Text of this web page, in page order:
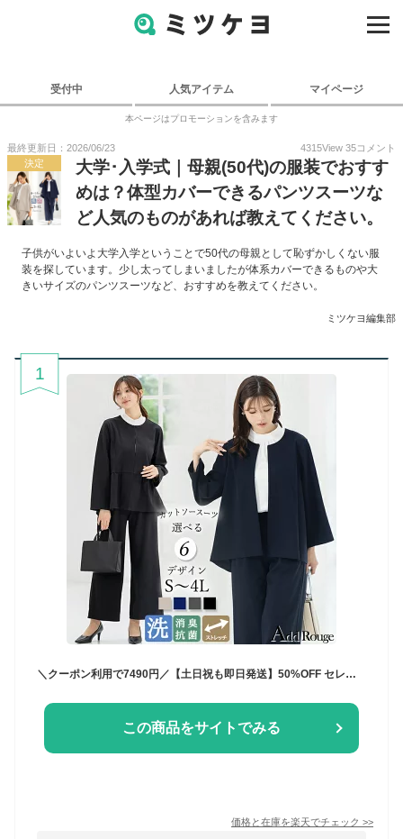
受付中 人気アイテム マイページ
本ページはプロモーションを含みます
最終更新日：2026/06/23 4315View 35コメント
決定
大学･入学式｜母親(50代)の服装でおすす
めは？体型カバーできるパンツスーツな
ど人気のものがあれば教えてください。
子供がいよいよ大学入学ということで50代の母親として恥ずかしくない服
装を探しています。少し太ってしまいましたが体系カバーできるものや大
きいサイズのパンツスーツなど、おすすめを教えてください。
ミツケヨ編集部
1
＼クーポン利用で7490円／【土日祝も即日発送】50%OFF セレモニースーツ 入学式 ママスーツ 卒業式 スーツ 母親 パンツ セットアップ 入園式 卒園式 お宮参り 七五三 レディース フォーマル 黒 ネイビー カジュアル おしゃれ コーデ かっこいい 試着チケット対象
この商品をサイトでみる
価格と在庫を楽天でチェック >>